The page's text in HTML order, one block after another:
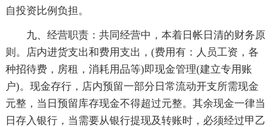
自投资比例负担。
九、经营职责：共同经营中，本着日帐日清的财务原
则。店内进货支出和费用支出，(费用有：人员工资，各
种招待费，房租，消耗用品等)即现金管理(建立专用账
户)。现金存行，店内预留一部分日常流动开支所需现金
元整，当日预留库存现金不得超过元整。其余现金一律当
日存入银行，当需要从银行提现及转账时，必须经过甲乙